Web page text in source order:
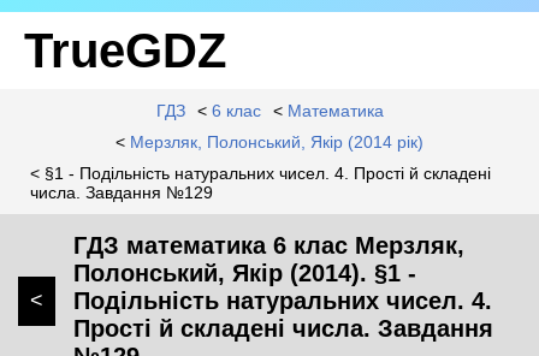
TrueGDZ
ГДЗ < 6 клас < Математика
< Мерзляк, Полонський, Якір (2014 рік)
< §1 - Подільність натуральних чисел. 4. Прості й складені
числа. Завдання №129
<
ГДЗ математика 6 клас Мерзляк,
Полонський, Якір (2014). §1 -
Подільність натуральних чисел. 4.
Прості й складені числа. Завдання